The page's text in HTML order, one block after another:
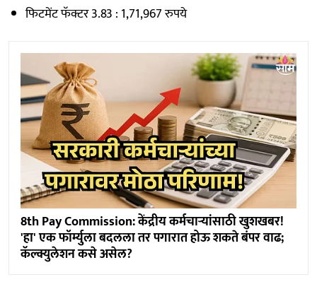
फिटमेंट फॅक्टर 3.83 : 1,71,967 रुपये
8th Pay Commission: केंद्रीय कर्मचाऱ्यांसाठी खुशखबर!
'हा' एक फॉर्म्युला बदलला तर पगारात होऊ शकते बंपर वाढ;
कॅल्क्युलेशन कसे असेल?